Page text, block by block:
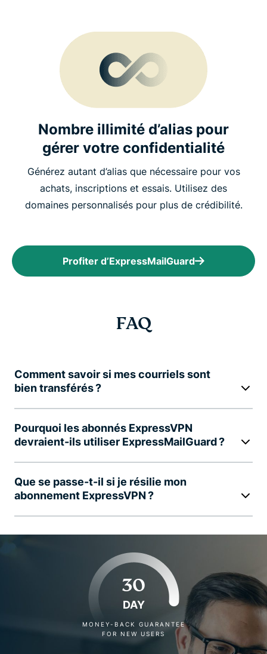
Nombre illimité d’alias pour
gérer votre confidentialité
Générez autant d’alias que nécessaire pour vos
achats, inscriptions et essais. Utilisez des
domaines personnalisés pour plus de crédibilité.
Profiter d’ExpressMailGuard
FAQ
Comment savoir si mes courriels sont
bien transférés ?
Pourquoi les abonnés ExpressVPN
devraient-ils utiliser ExpressMailGuard ?
Que se passe-t-il si je résilie mon
abonnement ExpressVPN ?
30
DAY
MONEY-BACK GUARANTEE
FOR NEW USERS